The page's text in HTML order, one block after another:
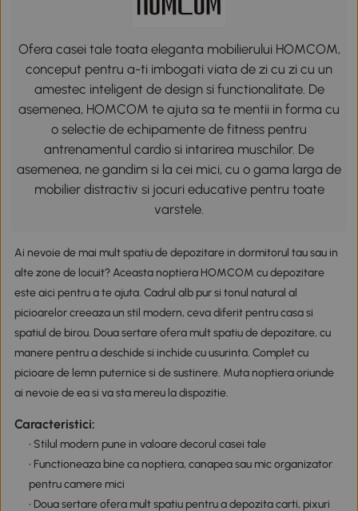
Ofera casei tale toata eleganta mobilierului HOMCOM,
conceput pentru a-ti imbogati viata de zi cu zi cu un
amestec inteligent de design si functionalitate. De
asemenea, HOMCOM te ajuta sa te mentii in forma cu
o selectie de echipamente de fitness pentru
antrenamentul cardio si intarirea muschilor. De
asemenea, ne gandim si la cei mici, cu o gama larga de
mobilier distractiv si jocuri educative pentru toate
varstele.
Ai nevoie de mai mult spatiu de depozitare in dormitorul tau sau in
alte zone de locuit? Aceasta noptiera HOMCOM cu depozitare
este aici pentru a te ajuta. Cadrul alb pur si tonul natural al
picioarelor creeaza un stil modern, ceva diferit pentru casa si
spatiul de birou. Doua sertare ofera mult spatiu de depozitare, cu
manere pentru a deschide si inchide cu usurinta. Complet cu
picioare de lemn puternice si de sustinere. Muta noptiera oriunde
ai nevoie de ea si va sta mereu la dispozitie.
Caracteristici:
• Stilul modern pune in valoare decorul casei tale
• Functioneaza bine ca noptiera, canapea sau mic organizator
pentru camere mici
• Doua sertare ofera mult spatiu pentru a depozita carti, pixuri